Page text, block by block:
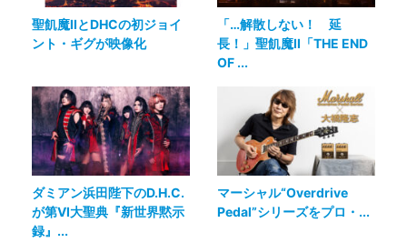
聖飢魔IIとDHCの初ジョイ
ント・ギグが映像化
「…解散しない！ 延
長！」聖飢魔II「THE END
OF ...
ダミアン浜田陛下のD.H.C.
が第VI大聖典『新世界黙示
録』...
マーシャル“Overdrive
Pedal”シリーズをプロ・...